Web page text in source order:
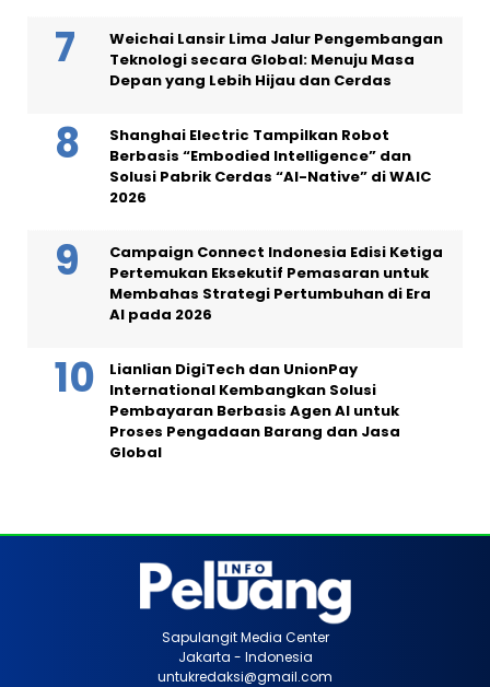
Weichai Lansir Lima Jalur Pengembangan
Teknologi secara Global: Menuju Masa
Depan yang Lebih Hijau dan Cerdas
Shanghai Electric Tampilkan Robot
Berbasis “Embodied Intelligence” dan
Solusi Pabrik Cerdas “AI-Native” di WAIC
2026
Campaign Connect Indonesia Edisi Ketiga
Pertemukan Eksekutif Pemasaran untuk
Membahas Strategi Pertumbuhan di Era
AI pada 2026
Lianlian DigiTech dan UnionPay
International Kembangkan Solusi
Pembayaran Berbasis Agen AI untuk
Proses Pengadaan Barang dan Jasa
Global
Sapulangit Media Center
Jakarta - Indonesia
untukredaksi@gmail.com